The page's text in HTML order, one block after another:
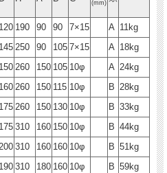
(mm)
120 190 90 90 7×15 A 11kg
145 250 90 105 7×15 A 18kg
150 260 150 105 10φ A 24kg
160 260 150 115 10φ B 28kg
175 260 150 130 10φ B 33kg
175 310 160 150 10φ B 44kg
310 160 160 10φ B 51kg
190 310 180 160 10φ B 59kg